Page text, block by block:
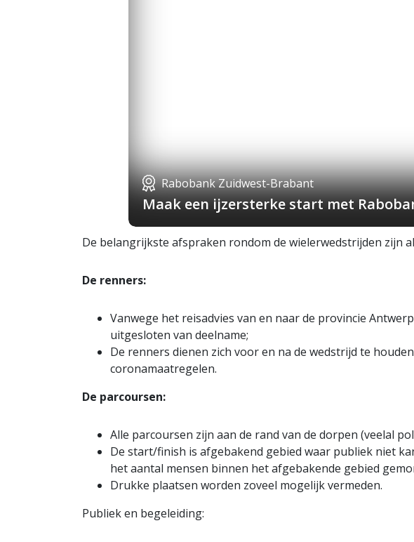
Rabobank Zuidwest-Brabant
Maak een ijzersterke start met
De belangrijkste afspraken rondom de wielerwedstrijden zijn
De renners:
Vanwege het reisadvies van en naar de provincie
uitgesloten van deelname;
De renners dienen zich voor en na de wedstrijd te
coronamaatregelen.
De parcoursen:
Alle parcoursen zijn aan de rand van de dorpen (veelal
De start/finish is afgebakend gebied waar publiek niet
het aantal mensen binnen het afgebakende gebied
Drukke plaatsen worden zoveel mogelijk vermeden.
Publiek en begeleiding: